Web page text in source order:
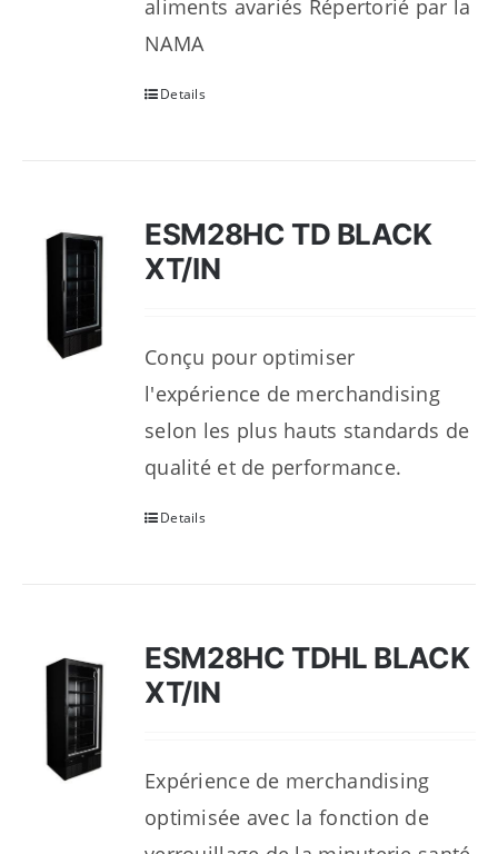
aliments avariés Répertorié par la
NAMA
Details
ESM28HC TD BLACK
XT/IN
Conçu pour optimiser
l'expérience de merchandising
selon les plus hauts standards de
qualité et de performance.
Details
ESM28HC TDHL BLACK
XT/IN
Expérience de merchandising
optimisée avec la fonction de